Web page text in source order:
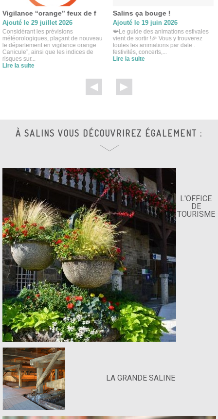
Vigilance “orange” feux de f
Ajouté le 29 juillet 2026
Considérant les prévisions
météorologiques, plaçant de nouveau
le département en vigilance orange
Canicule”, ainsi que les indices de
risques sur...
Lire la suite
Salins ça bouge !
Ajouté le 19 juin 2026
📯Le guide des animations estivales
vient de sortir !🎉 Vous y trouverez
toutes les animations par date :
festivités, concerts,...
Lire la suite
À SALINS VOUS DÉCOUVRIREZ ÉGALEMENT :
L'OFFICE
DE
TOURISME
LA GRANDE SALINE